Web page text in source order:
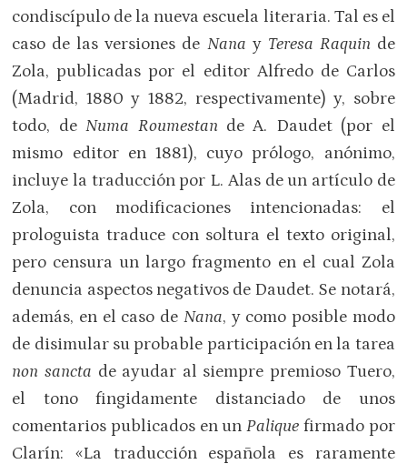
condiscípulo de la nueva escuela literaria. Tal es el
caso de las versiones de Nana y Teresa Raquin de
Zola, publicadas por el editor Alfredo de Carlos
(Madrid, 1880 y 1882, respectivamente) y, sobre
todo, deNuma Roumestan de A. Daudet (por el
mismo editor en 1881), cuyo prólogo, anónimo,
incluye la traducción por L. Alas de un artículo de
Zola, con modificaciones intencionadas: el
prologuista traduce con soltura el texto original,
pero censura un largo fragmento en el cual Zola
denuncia aspectos negativos de Daudet. Se notará,
además, en el caso de Nana, y como posible modo
de disimular su probable participación en la tarea
non sancta de ayudar al siempre premioso Tuero,
el tono fingidamente distanciado de unos
comentarios publicados en unPalique firmado por
Clarín: «La traducción española es raramente